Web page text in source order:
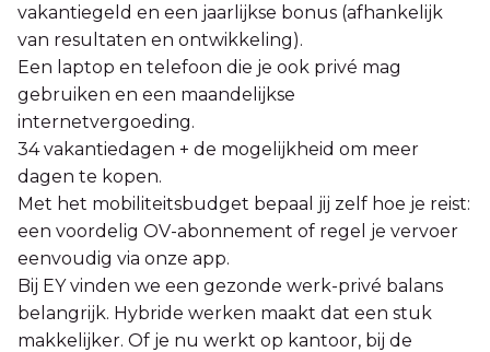
vakantiegeld en een jaarlijkse bonus (afhankelijk
van resultaten en ontwikkeling).
Een laptop en telefoon die je ook privé mag
gebruiken en een maandelijkse
internetvergoeding.
34 vakantiedagen + de mogelijkheid om meer
dagen te kopen.
Met het mobiliteitsbudget bepaal jij zelf hoe je reist:
een voordelig OV-abonnement of regel je vervoer
eenvoudig via onze app.
Bij EY vinden we een gezonde werk-privé balans
belangrijk. Hybride werken maakt dat een stuk
makkelijker. Of je nu werkt op kantoor, bij de